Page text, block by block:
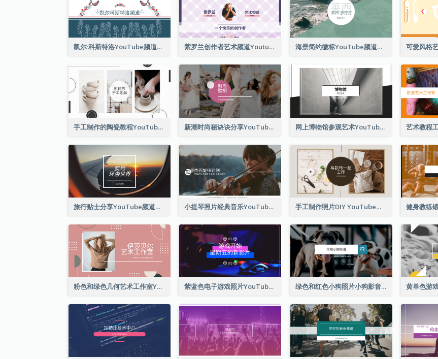
凯尔·科斯特洛YouTube频道图片2 紫罗兰创作者艺术频道Youtube频道图片 海景简约徽标YouTube频道图片
手工制作的陶瓷教程YouTube频道图片 新潮时尚秘诀诀分享YouTube频道图片 网上博物馆参观艺术YouTube频道图片
旅行贴士分享YouTube频道图片 小提琴照片经典音乐YouTube频道图片 手工制作照片DIY YouTube频道图片
粉色和绿色几何艺术工作室YouTube频道图片 紫蓝色电子游戏照片YouTube频道图片 绿色和红色小狗照片小狗影音网志YouTube频道图片